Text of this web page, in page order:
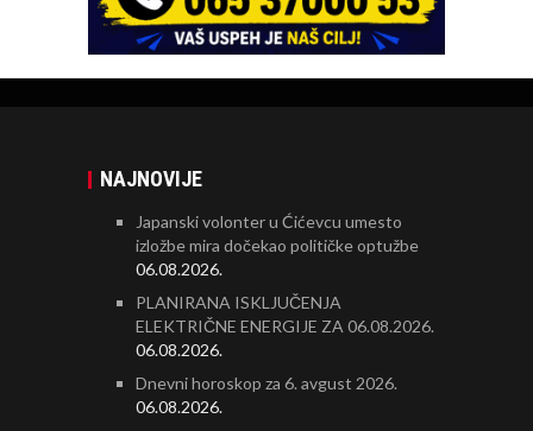
NAJNOVIJE
Japanski volonter u Ćićevcu umesto
izložbe mira dočekao političke optužbe
06.08.2026.
PLANIRANA ISKLJUČENJA
ELEKTRIČNE ENERGIJE ZA 06.08.2026.
06.08.2026.
Dnevni horoskop za 6. avgust 2026.
06.08.2026.